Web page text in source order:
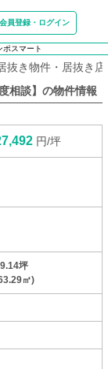
会員登録・ログイン
ポスマート
抜き物件・居抜き
相談】 の物件情報
円/坪
坪
㎡)